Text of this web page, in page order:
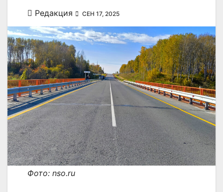
Редакция СЕН 17, 2025
Фото: nso.ru